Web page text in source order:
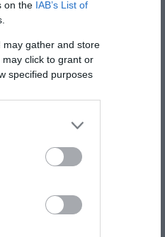
on the IAB’s List of
may gather and store
click to grant or
specified purposes